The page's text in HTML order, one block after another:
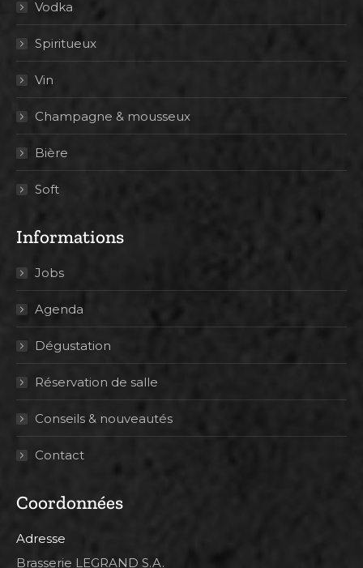
Vodka
Spiritueux
Vin
Champagne & mousseux
Bière
Soft
Informations
Jobs
Agenda
Dégustation
Réservation de salle
Conseils & nouveautés
Contact
Coordonnées
Adresse
Brasserie LEGRAND S.A.